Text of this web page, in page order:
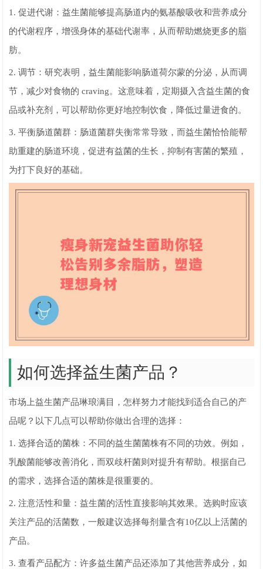
1. 促进代谢：益生菌能够提高肠道内的氨基酸吸收和营养成分
的代谢程序，增强身体的基础代谢率，从而帮助燃烧更多的脂
肪。
2. 调节：研究表明，益生菌能影响肠道荷尔蒙的分泌，从而调
节，减少对食物的 craving。这意味着，定期摄入含益生菌的食
品或补充剂，可以帮助你更好地控制饮食，降低过量进食的。
3. 平衡肠道菌群：肠道菌群失衡常常导致，而益生菌恰恰能帮
助重建的肠道环境，促进有益菌的生长，抑制有害菌的繁殖，
为打下良好的基础。
如何选择益生菌产品？
市场上益生菌产品琳琅满目，怎样努力才能找到适合自己的产
品呢？以下几点可以帮助你做出合理的选择：
1. 选择合适的菌株：不同的益生菌菌株有不同的功效。例如，
乳酸菌能够改善消化，而双歧杆菌则对提升有帮助。根据自己
的需求，选择合适的菌株是很重要的。
2. 注意活性和量：益生菌的活性直接影响其效果。选购时应该
关注产品的活菌数，一般建议选择每剂量含有10亿以上活菌的
产品。
3. 查看产品配方：许多益生菌产品还添加了其他营养成分，如